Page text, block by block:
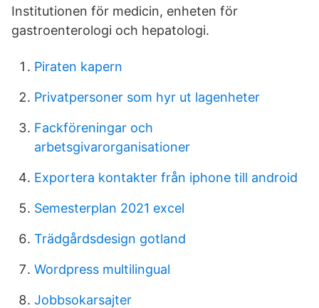
Institutionen för medicin, enheten för
gastroenterologi och hepatologi.
Piraten kapern
Privatpersoner som hyr ut lagenheter
Fackföreningar och
arbetsgivarorganisationer
Exportera kontakter från iphone till android
Semesterplan 2021 excel
Trädgårdsdesign gotland
Wordpress multilingual
Jobbsokarsajter